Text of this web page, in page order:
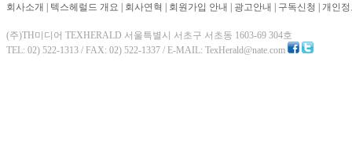
회사소개 텍스헤럴드 개요 회사연혁 회원가입 안내 광고안내 구독신청 개인
(주)TH미디어 TEXHERALD 서울특별시 서초구 서초동 1603-69 304호
TEL: 02) 522-1313 / FAX: 02) 522-1337 / E-MAIL: TexHerald@nate.com